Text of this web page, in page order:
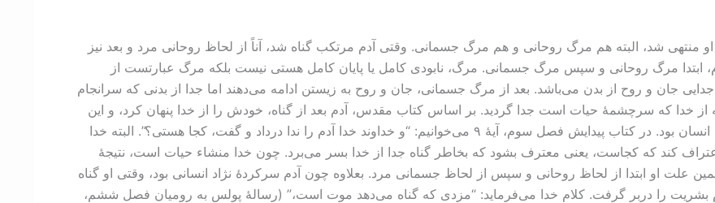
منتهی شد، البته هم مرگ روحانی و هم مرگ جسمانی. وقتی آدم مرتکب گناه شد، آناً از لحاظ روحانی مرد و بعد نيز
ابتدا مرگ روحانی و سپس مرگ جسمانی. مرگ، نابودی کامل یا پایان کامل هستی نیست بلکه مرگ عبارتست از
جان و روح از بدن می‌باشد. بعد از مرگ جسمانی، جان و روح به زیستن ادامه می‌دهند اما جدا از بدنی که سرانجام
خدا که سرچشمۀ حیات است جدا گردید. بر اساس کتاب مقدس، آدم بعد از گناه، خودش را از خدا پنهان کرد، و این
انسان نبود که در جستجوی خدا بود، بلکه خدا در جستجوی انسان بود. در کتاب پیدایش فصل سوم، آیۀ ۹ می‌خوانیم: “و خداوند خدا آدم را ندا درداد و گفت، کجا هستی؟”. البته خدا
کند که کجاست، یعنی معترف بشود که بخاطر گناه جدا از خدا بسر می‌برد. چون خدا منشاء حیات است، نتیجۀ
علت او ابتدا از لحاظ روحانی و سپس از لحاظ جسمانی مرد. بعلاوه چون آدم سرکردۀ نژاد انسانی بود، وقتی او گناه
بشریت را در‌بر گرفت. کلام خدا می‌فرماید: “مزدی که گناه می‌دهد موت است،” (رسالۀ پولس به رومیان فصل ششم،